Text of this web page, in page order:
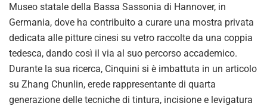
Museo statale della Bassa Sassonia di Hannover, in
Germania, dove ha contribuito a curare una mostra privata
dedicata alle pitture cinesi su vetro raccolte da una coppia
tedesca, dando così il via al suo percorso accademico.
Durante la sua ricerca, Cinquini si è imbattuta in un articolo
su Zhang Chunlin, erede rappresentante di quarta
generazione delle tecniche di tintura, incisione e levigatura